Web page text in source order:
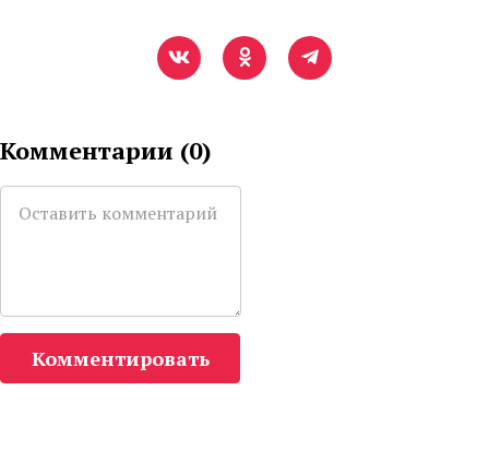
Комментарии (0)
Комментировать